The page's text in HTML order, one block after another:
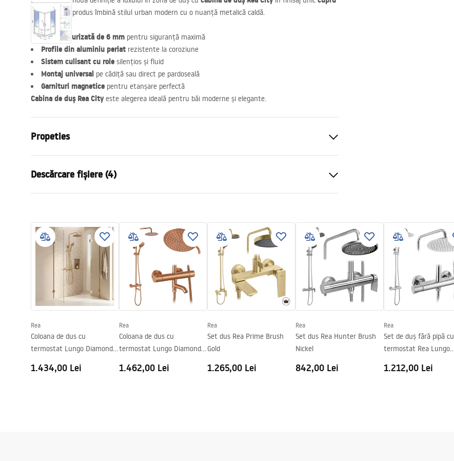
periat. Acest produs îmbină stilul urban modern cu o nuanță metalică caldă.
Sticlă securizată de 6 mm pentru siguranță maximă
Profile din aluminiu periat rezistente la coroziune
Sistem culisant cu role silențios și fluid
Montaj universal pe cădiță sau direct pe pardoseală
Garnituri magnetice pentru etanșare perfectă
Cabina de duș Rea Cityeste alegerea ideală pentru băi moderne și elegante.
Propeties
Culoare
Tip cabina
De colt
Tip de deschidere
Seria
Punto
de cada sau de podea
Inaltime (mm)
1900
mm
Directie cabina
Universal
Garantie
24 luni
Acoperire Easy Clean
Descărcare fișiere (4)
Cabine de douche City FR.pdf shower manual.pdf
Instrukcja montażu brodzika
Instrukcja_montazu.pdf
Instrukcja montażu
Instrukcja montażu kabiny City
PL.pdf
Rea
Coloana de dus cu
termostat Lungo Diamond
1.434,00 Lei
Rea
Coloana de dus cu
termostat Lungo Diamond
1.462,00 Lei
Rea
Set dus Rea Prime Brush
Gold
1.265,00 Lei
Rea
Set dus Rea Hunter Brush
Nickel
842,00 Lei
Rea
Set de duș fără pipă cu
termostat Rea Lungo
1.212,00 Lei